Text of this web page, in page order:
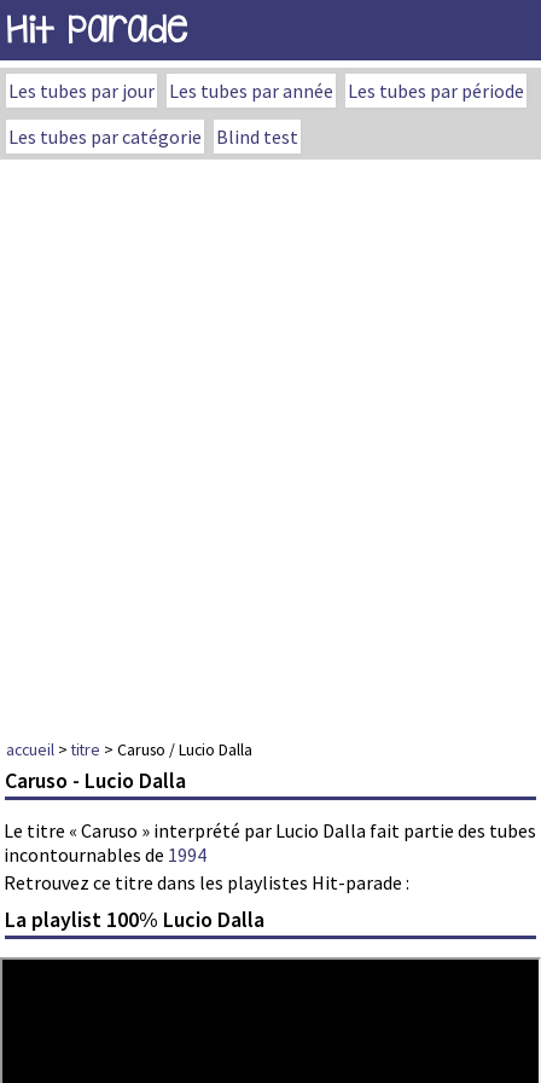
Hit Parade
Les tubes par jour Les tubes par année
Les tubes par période
Les tubes par catégorie
Blind test
accueil >titre > Caruso / Lucio Dalla
Caruso - Lucio Dalla
Le titre « Caruso » interprété par Lucio Dalla fait partie des tubes
incontournables de 1994
Retrouvez ce titre dans les playlistes Hit-parade :
La playlist 100% Lucio Dalla